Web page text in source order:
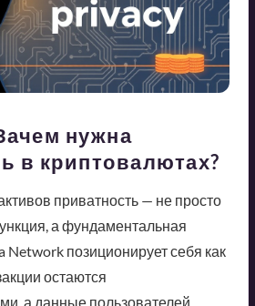
нужна
в криптовалютах?
приватность — не просто
а фундаментальная
Network позиционирует себя как
остаются
а данные пользователей